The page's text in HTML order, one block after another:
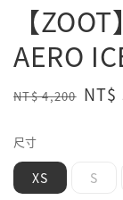
【
AERO
Regular
NT$ 4,200 Sale
NT$
尺寸
XS S